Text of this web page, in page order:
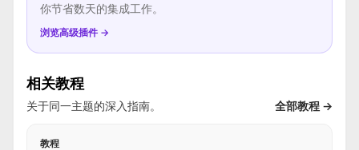
你节省数天的集成工作。
浏览高级插件 →
相关教程
关于同一主题的深入指南。 全部教程 →
教程